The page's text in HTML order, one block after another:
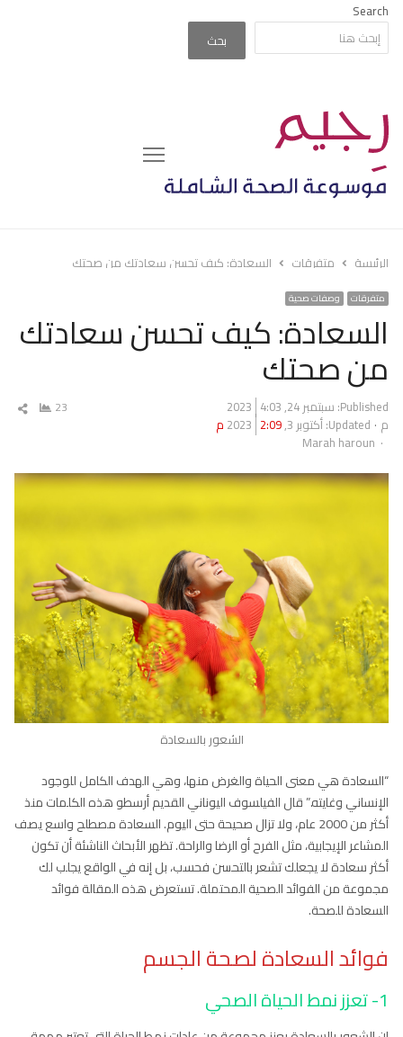
Search
بحث
Menu
الرئيسة متفرقات السعادة: كيف تحسن سعادتك من صحتك
متفرقات وصفات صحية
السعادة: كيف تحسن سعادتك
من صحتك
Published: سبتمبر 24, 2023
4:03
م Updated: أكتوبر 3, 2023 2:09 م
Author
Marah haroun
23
الشعور بالسعادة
“السعادة هي معنى الحياة والغرض منها، وهي الهدف الكامل للوجود
الإنساني وغايته.” قال الفيلسوف اليوناني القديم أرسطو هذه الكلمات منذ
أكثر من 2000 عام، ولا تزال صحيحة حتى اليوم. السعادة مصطلح واسع يصف
المشاعر الإيجابية، مثل الفرح أو الرضا والراحة. تظهر الأبحاث الناشئة أن تكون
أكثر سعادة لا يجعلك تشعر بالتحسن فحسب، بل إنه في الواقع يجلب لك
مجموعة من الفوائد الصحية المحتملة. تستعرض هذه المقالة فوائد
السعادة للصحة.
فوائد السعادة لصحة الجسم
1- تعزز نمط الحياة الصحي